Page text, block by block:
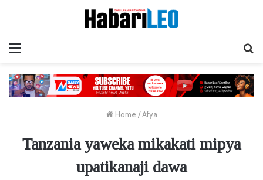
Home / Afya
Tanzania yaweka mikakati mipya
upatikanaji dawa